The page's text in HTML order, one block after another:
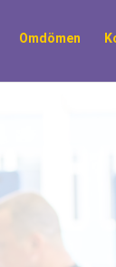
Omdömen